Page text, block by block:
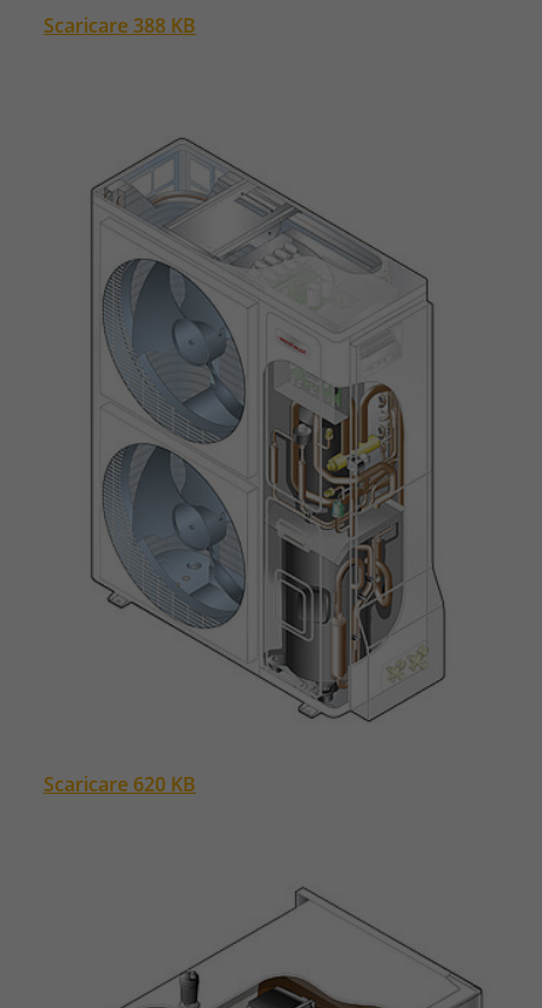
Scaricare 388 KB
Scaricare 620 KB